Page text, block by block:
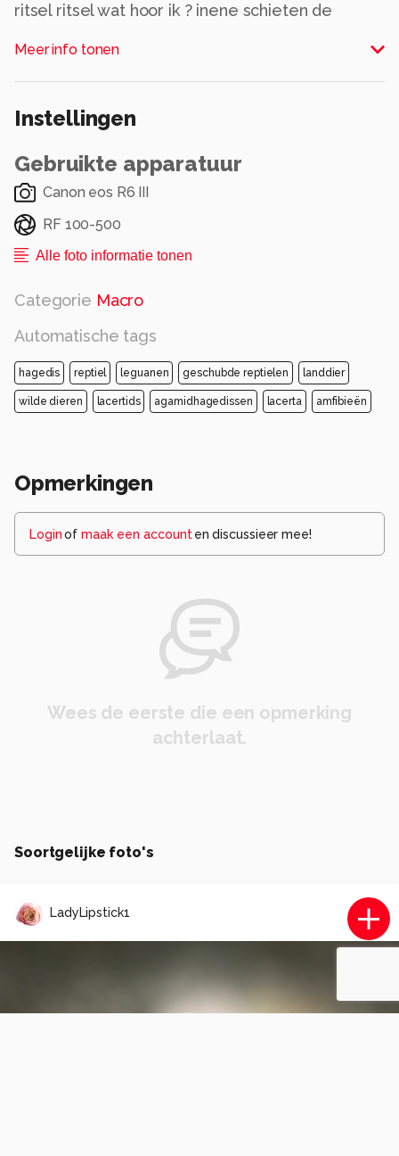
ritsel ritsel wat hoor ik ? inene schieten de
voorzichtig verschijnen ze uit de struikjes
Meer info tonen
Instellingen
Gebruikte apparatuur
Canon eos R6 III
RF 100-500
Alle foto informatie tonen
Categorie Macro
Automatische tags
hagedis reptiel leguanen geschubde reptielen landdier
wilde dieren lacertids agamidhagedissen lacerta amfibieën
Opmerkingen
Loginof maak een account en discussieer mee!
Wees de eerste die een opmerking
achterlaat.
Soortgelijke foto's
LadyLipstick1